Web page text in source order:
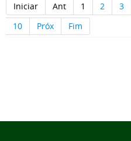
Iniciar
Ant 1 2 3
10
Próx Fim